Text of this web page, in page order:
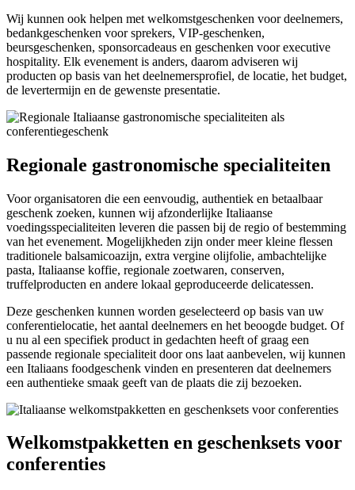
Wij kunnen ook helpen met welkomstgeschenken voor deelnemers,
bedankgeschenken voor sprekers, VIP-geschenken,
beursgeschenken, sponsorcadeaus en geschenken voor executive
hospitality. Elk evenement is anders, daarom adviseren wij
producten op basis van het deelnemersprofiel, de locatie, het budget,
de levertermijn en de gewenste presentatie.
Regionale gastronomische specialiteiten
Voor organisatoren die een eenvoudig, authentiek en betaalbaar
geschenk zoeken, kunnen wij afzonderlijke Italiaanse
voedingsspecialiteiten leveren die passen bij de regio of bestemming
van het evenement. Mogelijkheden zijn onder meer kleine flessen
traditionele balsamicoazijn, extra vergine olijfolie, ambachtelijke
pasta, Italiaanse koffie, regionale zoetwaren, conserven,
truffelproducten en andere lokaal geproduceerde delicatessen.
Deze geschenken kunnen worden geselecteerd op basis van uw
conferentielocatie, het aantal deelnemers en het beoogde budget. Of
u nu al een specifiek product in gedachten heeft of graag een
passende regionale specialiteit door ons laat aanbevelen, wij kunnen
een Italiaans foodgeschenk vinden en presenteren dat deelnemers
een authentieke smaak geeft van de plaats die zij bezoeken.
Welkomstpakketten en geschenksets voor
conferenties